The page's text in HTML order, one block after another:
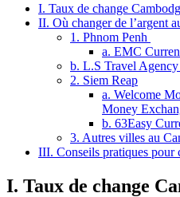
I. Taux de change
II. Où changer de l’argent
1. Phnom Penh
a. EMC
b. L.S Travel
2. Siem Reap
a. Welcome
Money
b. 63Easy
3. Autres villes au
III. Conseils pratiques pour
I. Taux de change